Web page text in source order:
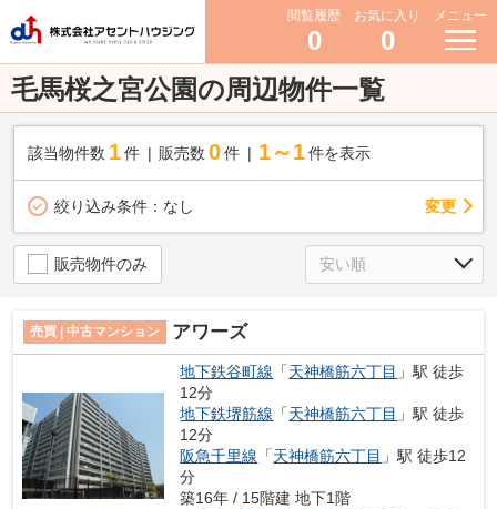
閲覧履歴
0
お気に入り
0
メニュー
毛馬桜之宮公園の周辺物件一覧
該当物件数 1件 販売数 0 件 1～1 件を表示
絞り込み条件： なし 変更
販売物件のみ
売買 | 中古マンション アワーズ
地下鉄谷町線 「天神橋筋六丁目 」駅 徒歩
12分
地下鉄堺筋線 「天神橋筋六丁目 」駅 徒歩
12分
阪急千里線 「天神橋筋六丁目 」駅 徒歩12
分
築16年 / 15階建 地下1階